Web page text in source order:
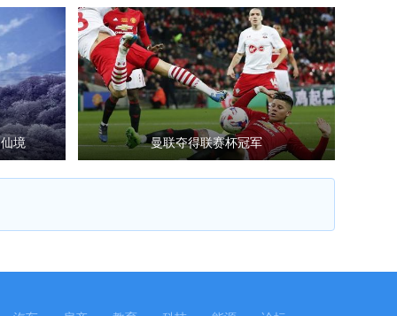
境 曼联夺得联赛杯冠军